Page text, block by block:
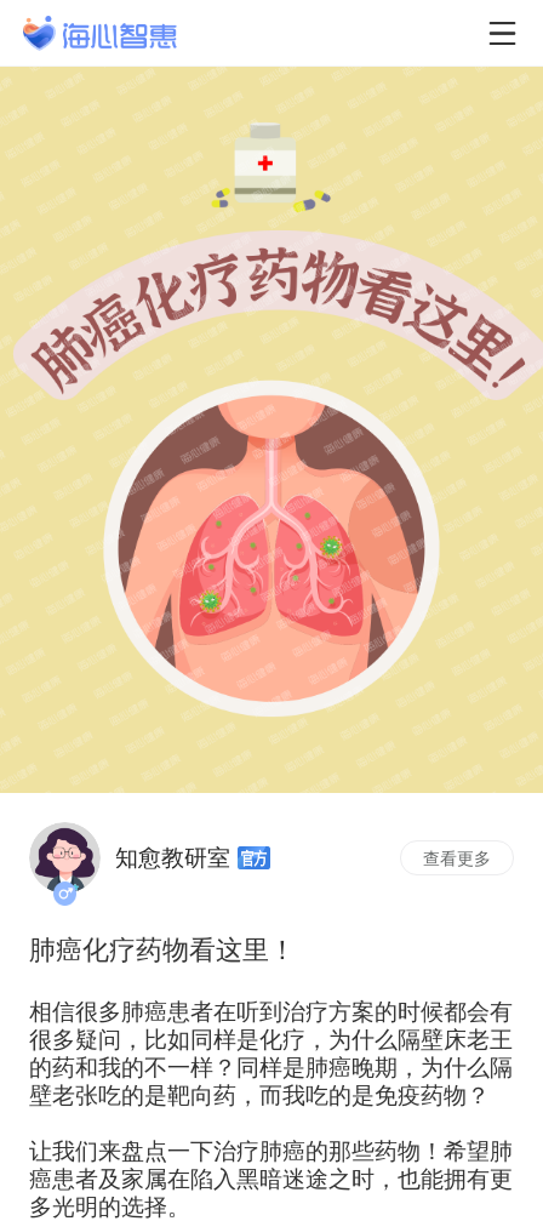
知愈教研室 查看更多
肺癌化疗药物看这里！
相信很多肺癌患者在听到治疗方案的时候都会有
很多疑问，比如同样是化疗，为什么隔壁床老王
的药和我的不一样？同样是肺癌晚期，为什么隔
壁老张吃的是靶向药，而我吃的是免疫药物？
让我们来盘点一下治疗肺癌的那些药物！希望肺
癌患者及家属在陷入黑暗迷途之时，也能拥有更
多光明的选择。